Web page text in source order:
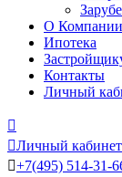
О Компании
Ипотека
Контакты
Личный

Личный кабинет
+7(495) 514-31-